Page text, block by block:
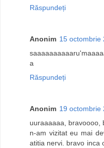
Răspundeți
Anonim 15 octombrie
a
Răspundeți
Anonim 19 octombrie
uuraaaaaa, bravoooo,
n-am vizitat eu mai
atitia nervi. bravo inca